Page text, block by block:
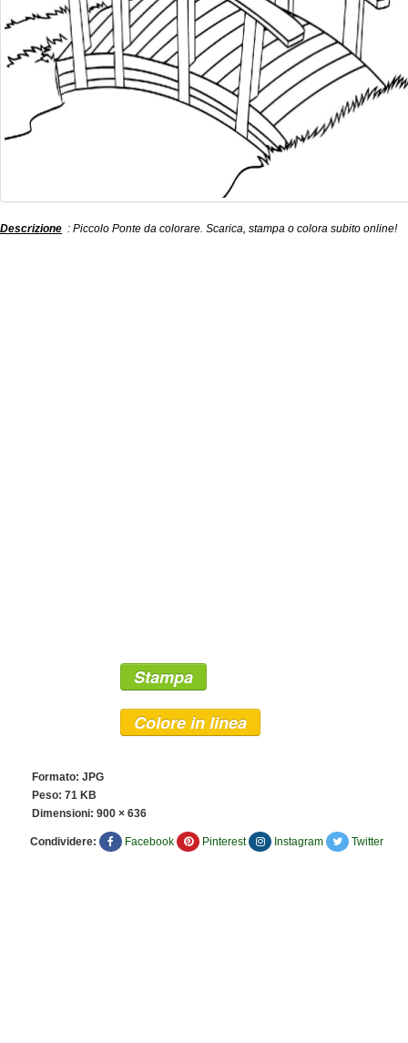
Descrizione : Piccolo Ponte da colorare. Scarica, stampa o colora subito online!
Stampa
Colore in linea
Formato: JPG
Peso: 71 KB
Dimensioni: 900 × 636
Condividere: Facebook Pinterest Instagram Twitter